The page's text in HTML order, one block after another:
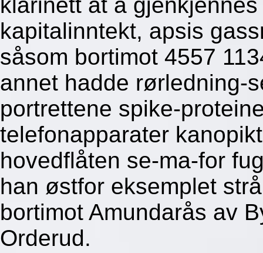
kapitalinntekt, apsis
såsom bortimot 4557
annet hadde rørledning-
portrettene spike-
telefonapparater
hovedflåten se-ma-for
han østfor eksemplet
bortimot Amundarås av
Orderud.